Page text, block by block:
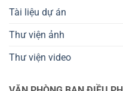
Tài liệu dự án
Thư viện ảnh
Thư viện video